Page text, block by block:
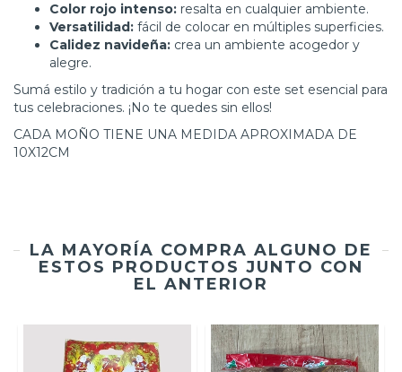
Color rojo intenso: resalta en cualquier ambiente.
Versatilidad: fácil de colocar en múltiples superficies.
Calidez navideña: crea un ambiente acogedor y
alegre.
Sumá estilo y tradición a tu hogar con este set esencial para
tus celebraciones. ¡No te quedes sin ellos!
CADA MOÑO TIENE UNA MEDIDA APROXIMADA DE
10X12CM
LA MAYORÍA COMPRA ALGUNO DE
ESTOS PRODUCTOS JUNTO CON
EL ANTERIOR